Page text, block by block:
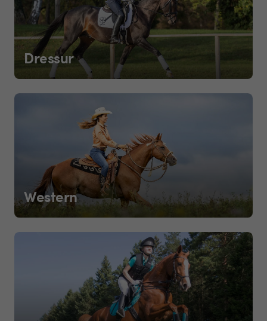
Dressur
Western